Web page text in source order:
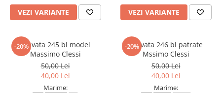
VEZI VARIANTE VEZI VARIANTE
-20%
Cravata 245 bl model
Massimo Clessi
50,00 Lei
40,00 Lei
Marime:
-20%
Cravata 246 bl patrate
Mssimo Clessi
50,00 Lei
40,00 Lei
Marime: